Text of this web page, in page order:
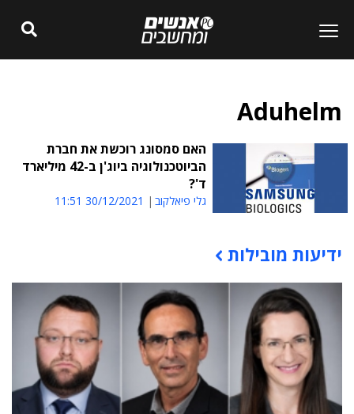
Aduhelm
האם סמסונג רוכשת את חברת
הביוטכנולוגיה ביוג'ן ב-42 מיליארד
ד'?
גלי פיאלקוב 30/12/2021 11:51
תוכן פרסומי
ידיעות מובילות